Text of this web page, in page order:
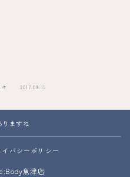
々 2017.09.15
ますね
イバシーポリシー
魚津店